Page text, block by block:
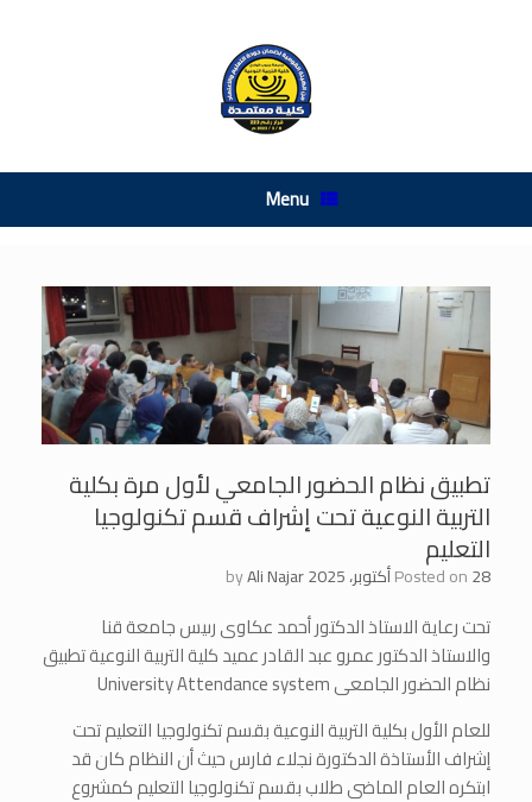
Menu
تطبيق نظام الحضور الجامعي لأول مرة بكلية
التربية النوعية تحت إشراف قسم تكنولوجيا
التعليم
Posted on28 أكتوبر، 2025 byAli Najar
تحت رعاية الاستاذ الدكتور أحمد عكاوى رىيس جامعة قنا
والاستاذ الدكتور عمرو عبد القادر عميد كلية التربية النوعية تطبيق
نظام الحضور الجامعى University Attendance system
للعام الأول بكلية التربية النوعية بقسم تكنولوجيا التعليم تحت
إشراف الأستاذة الدكتورة نجلاء فارس حيث أن النظام كان قد
ابتكره العام الماضى طلاب بقسم تكنولوجيا التعليم كمشروع